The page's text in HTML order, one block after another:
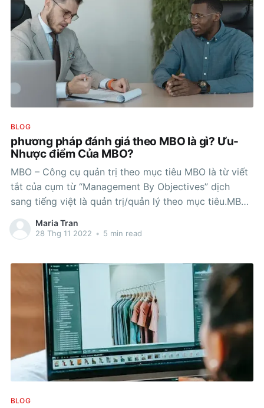
BLOG
phương pháp đánh giá theo MBO là gì? Ưu-
Nhược điểm Của MBO?
MBO – Công cụ quản trị theo mục tiêu MBO là từ viết
tắt của cụm từ “Management By Objectives” dịch
sang tiếng việt là quản trị/quản lý theo mục tiêu.MBO
giúp doanh nghiệp quản lý dựa trên việc xác định
mục tiêu hàng đầu của công ty, từ
Maria Tran
28 Thg 11 2022 • 5 min read
BLOG